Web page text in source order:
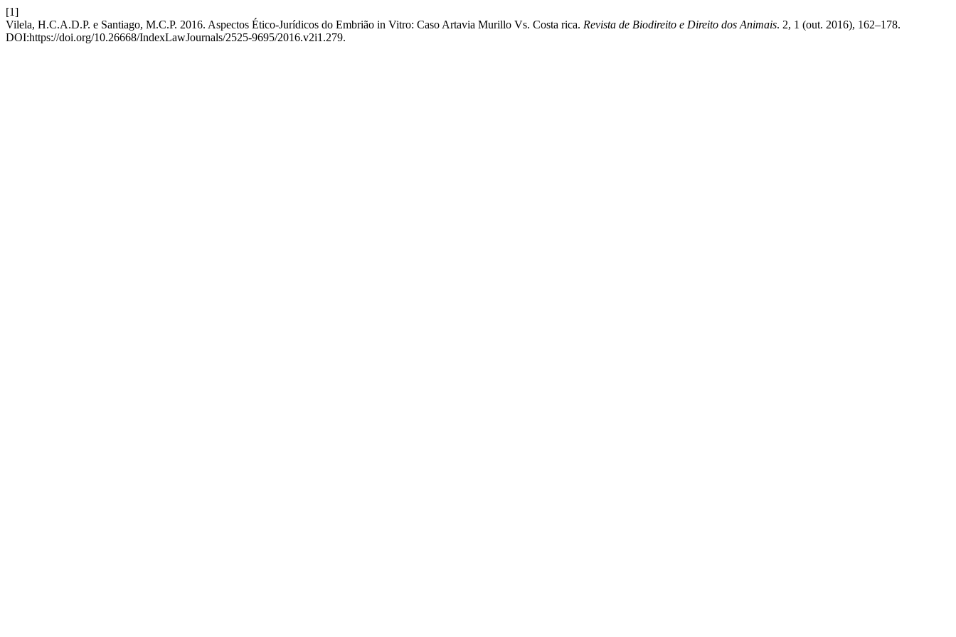
[1]
Vilela, H.C.A.D.P. e Santiago, M.C.P. 2016. Aspectos Ético-Jurídicos do Embrião in Vitro: Caso Artavia Murillo Vs. Costa rica. Revista de Biodireito e Direito dos Animais. 2, 1 (out. 2016), 162–178.
DOI:https://doi.org/10.26668/IndexLawJournals/2525-9695/2016.v2i1.279.